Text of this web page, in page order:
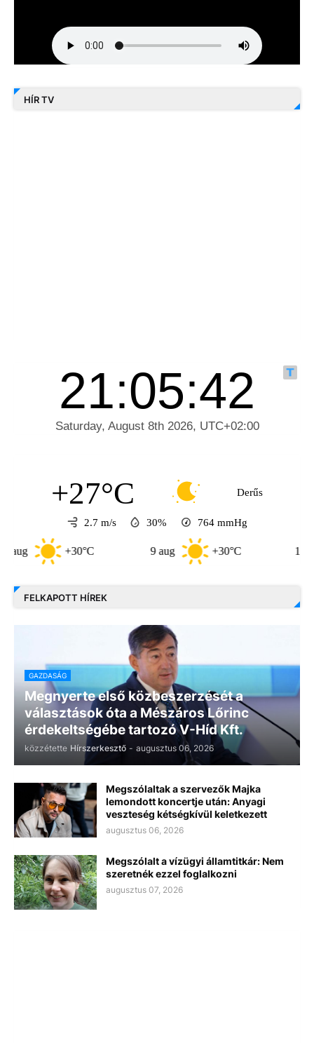
HÍR TV
+27°C Derűs
2.7 m/s 30% 764 mmHg
9 aug +30°C 10 aug
FELKAPOTT HÍREK
GAZDASÁG
Megnyerte első közbeszerzését a
választások óta a Mészáros Lőrinc
érdekeltségébe tartozó V-Híd Kft.
közzétette Hírszerkesztő - augusztus 06, 2026
Megszólaltak a szervezők Majka
lemondott koncertje után: Anyagi
veszteség kétségkívül keletkezett
augusztus 06, 2026
Megszólalt a vízügyi államtitkár: Nem
szeretnék ezzel foglalkozni
augusztus 07, 2026